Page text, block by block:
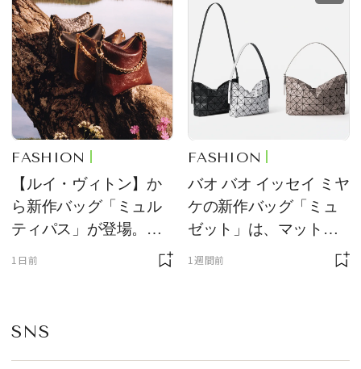
FASHION
【ルイ・ヴィトン】か
ら新作バッグ「ミュル
ティパス」が登場。ミ
ニサイズもラインナッ
1日前
FASHION
バオ バオ イッセイ ミヤ
ケの新作バッグ「ミュ
ゼット」は、マットな
1週間前
SNS